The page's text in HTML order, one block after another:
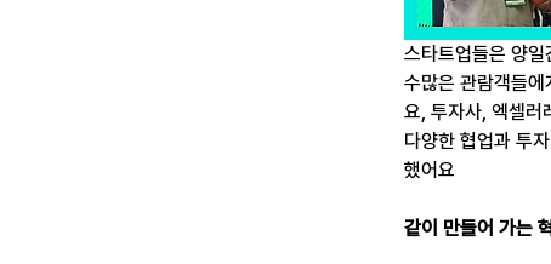
스타트업들은 양
수많은 관람객들에
요, 투자사, 엑셀러
다양한 협업과 투
했어요
같이 만들어 가는